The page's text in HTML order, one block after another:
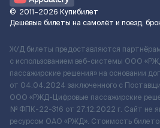
© 2011–2026 Купибилет
Дешёвые билеты на самолёт и поезд,
Ж/Д билеты предоставляются
с использованием веб-системы ООО
пассажирские решения» на основании
от 04.04.2024 заключенного с
ООО «РЖД-Цифровые пассажирские
№ ФПК-22-316 от 27.12.2022 г. Сайт не
ресурсом ОАО «РЖД». Стоимость